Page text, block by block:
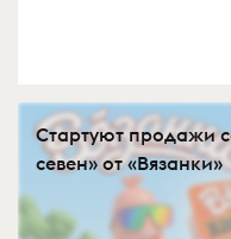
Стартуют продажи
севен» от «Вязанки»